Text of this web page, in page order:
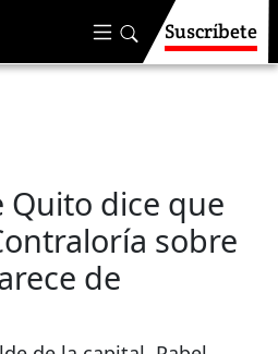
Suscríbete
dice que
sobre
de